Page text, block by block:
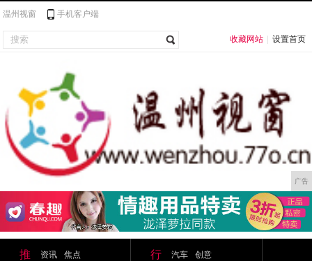
温州视窗 手机客户端
收藏网站 设置首页
广告
推
资讯
焦点
行
汽车
创意